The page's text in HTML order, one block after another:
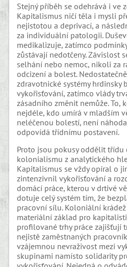
Stejný příběh se odehrává i ve
Kapitalismus ničí těla i mysli
nejistotou a deprivací, a
za individuální patologii.
medikalizuje, zatímco
zůstávají nedotčeny. Závislost
selhání nebo nemoc, nikoli za
odcizení a bolest.
zdravotnické systémy hrdinsky
vykořisťování, zatímco vlády
zásadního změnit nemůže. To,
nejdéle, kdo umírá v mladším
neléčenou bolestí, není
odpovídá třídnímu postavení.
Proto jsou pokusy oddělit třídu
kolonialismu z analytického
Kapitalismus se vždy opíral o
zintenzivnil vykořisťování a
domácí práce, kterou v drtivé
dotuje celý systém tím, že
pracovní sílu. Koloniální
materiální základ pro
profilované trhy práce zajišťují
nejistě zaměstnaných
vzájemnou nevraživost mezi
skupinami namísto solidarity